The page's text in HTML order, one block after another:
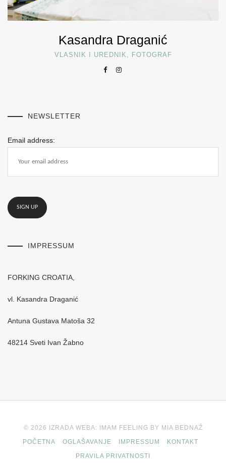
Kasandra Draganić
VLASNIK I UREDNIK, FOTOGRAF
NEWSLETTER
Email address:
IMPRESSUM
FORKING CROATIA,
vl. Kasandra Draganić
Antuna Gustava Matoša 32
48214 Sveti Ivan Žabno
© 2026 IZRADA WEBA: IMAM FEELING BY MIA BEDNAŽ
POČETNA
OGLAŠAVANJE IMPRESSUM
KONTAKT
PRAVILA PRIVATNOSTI